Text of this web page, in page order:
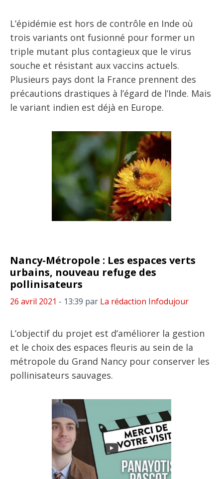
L’épidémie est hors de contrôle en Inde où
trois variants ont fusionné pour former un
triple mutant plus contagieux que le virus
souche et résistant aux vaccins actuels.
Plusieurs pays dont la France prennent des
précautions drastiques à l’égard de l’Inde. Mais
le variant indien est déjà en Europe.
Nancy-Métropole : Les espaces verts
urbains, nouveau refuge des
pollinisateurs
26 avril 2021 - 13:39 par La rédaction Infodujour
L’objectif du projet est d’améliorer la gestion
et le choix des espaces fleuris au sein de la
métropole du Grand Nancy pour conserver les
pollinisateurs sauvages.